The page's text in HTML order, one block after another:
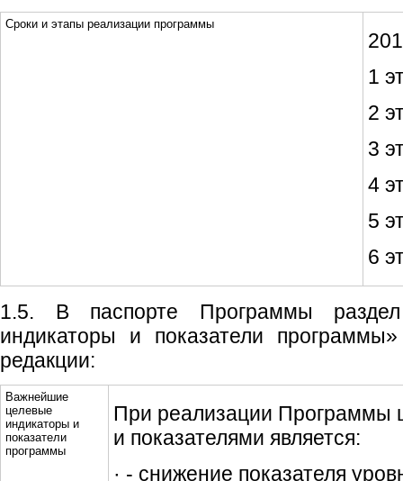
Сроки и этапы реализации программы
1
2
3
4
5
6
1.5. В паспорте Программы
индикаторы и показатели
редакции:
Важнейшие
целевые
индикаторы и
показатели
программы
При реализации Программы
и показателями является:
· - снижение показателя